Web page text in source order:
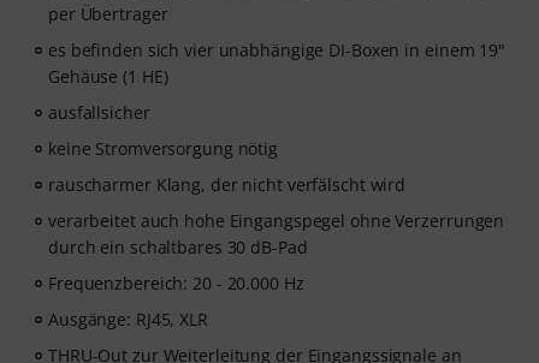
per Übertrager
es befinden sich vier unabhängige DI-Boxen in einem 19"
Gehäuse (1 HE)
ausfallsicher
keine Stromversorgung nötig
rauscharmer Klang, der nicht verfälscht wird
verarbeitet auch hohe Eingangspegel ohne Verzerrungen
durch ein schaltbares 30 dB-Pad
Frequenzbereich: 20 - 20.000 Hz
Ausgänge: RJ45, XLR
THRU-Out zur Weiterleitung der Eingangssignale an